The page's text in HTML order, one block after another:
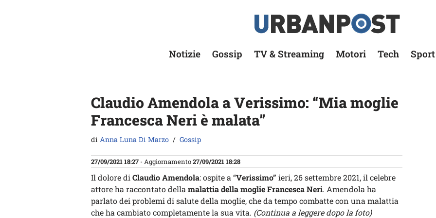
Notizie Gossip TV & Streaming Motori Tech Sport
Claudio Amendola a Verissimo: “Mia moglie
Francesca Neri è malata”
di Anna Luna Di Marzo Gossip
27/09/2021 18:27 - Aggiornamento27/09/2021 18:28
Il dolore di Claudio Amendola: ospite a “Verissimo” ieri, 26 settembre 2021, il celebre
attore ha raccontato della malattia della moglie Francesca Neri. Amendola ha
parlato dei problemi di salute della moglie, che da tempo combatte con una malattia
che ha cambiato completamente la sua vita. (Continua a leggere dopo la foto)